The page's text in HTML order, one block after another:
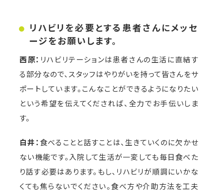
リハビリを必要とする患者さんにメッセ
ージをお願いします。
西原： リハビリテーションは患者さんの生活に直結す
る部分なので、スタッフはやりがいを持って皆さんをサ
ポートしています。こんなことができるようになりたい
という希望を伝えてくだされば、全力でお手伝いしま
す。
白井： 食べることと話すことは、生きていくのに欠かせ
ない機能です。入院して生活が一変しても毎日食べた
り話す必要はあります。もし、リハビリが順調にいかな
くても焦らないでください。食べ方や介助方法を工夫